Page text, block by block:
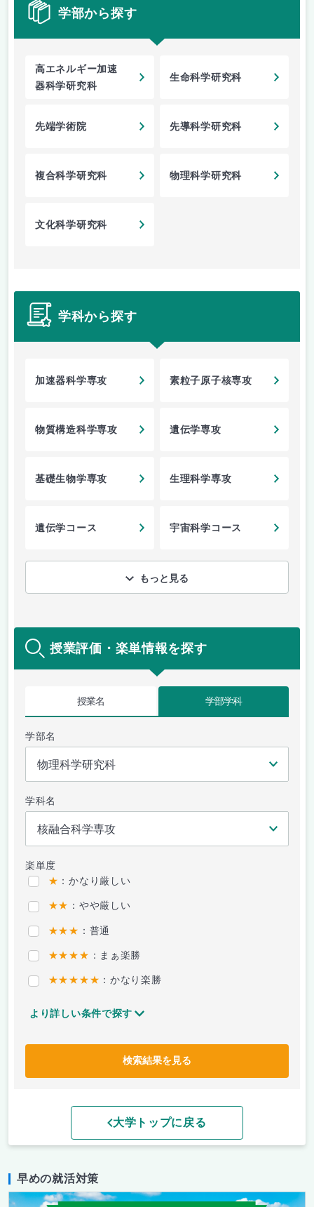
学部から探す
高エネルギー加速
器科学研究科
生命科学研究科
先端学術院 先導科学研究科
複合科学研究科 物理科学研究科
文化科学研究科
学科から探す
加速器科学専攻 素粒子原子核専攻
物質構造科学専攻 遺伝学専攻
基礎生物学専攻 生理科学専攻
遺伝学コース 宇宙科学コース
もっと見る
授業評価・楽単情報を探す
授業名 学部学科
学部名
学科名
楽単度
★ ：かなり厳しい
★★ ：やや厳しい
★★★ ：普通
★★★★ ：まぁ楽勝
★★★★★ ：かなり楽勝
より詳しい条件で探す
検索結果を見る
大学トップに戻る
早めの就活対策